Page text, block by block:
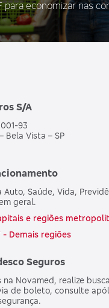
para economizar nas
S/A
93
Bela Vista – SP
Saúde, Vida,
geral.
e regiões
Demais regiões
Seguros
Novamed, realize
de boleto, consulte